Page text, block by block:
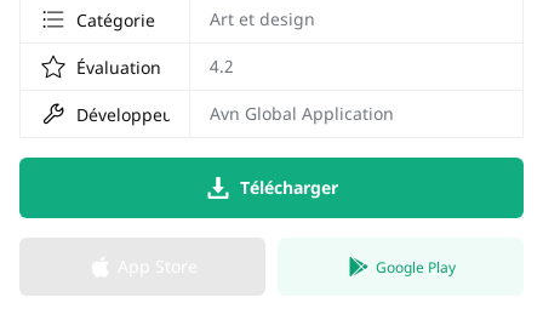
Catégorie Art et design
Évaluation 4.2
Développeur Avn Global Application
Télécharger
Google Play